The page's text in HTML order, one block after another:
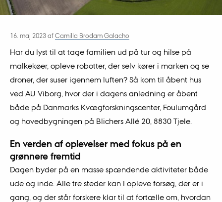
16. maj 2023 af Camilla Brodam Galacho
Har du lyst til at tage familien ud på tur og hilse på
malkekøer, opleve robotter, der selv kører i marken og se
droner, der suser igennem luften? Så kom til åbent hus
ved AU Viborg, hvor der i dagens anledning er åbent
både på Danmarks Kvægforskningscenter, Foulumgård
og hovedbygningen på Blichers Allé 20, 8830 Tjele.
En verden af oplevelser med fokus på en
grønnere fremtid
Dagen byder på en masse spændende aktiviteter både
ude og inde. Alle tre steder kan I opleve forsøg, der er i
gang, og der står forskere klar til at fortælle om, hvordan